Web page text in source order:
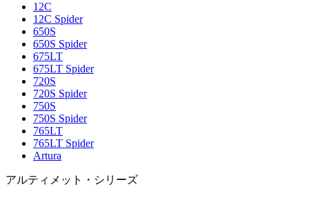
12C
12C Spider
650S
650S Spider
675LT
675LT Spider
720S
720S Spider
750S
750S Spider
765LT
765LT Spider
Artura
アルティメット・シリーズ